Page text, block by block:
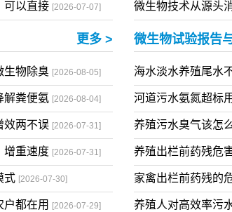
养殖户在[2026-07-11]
以直接 [2026-07-07]
【视频】养殖场污
微生物技术从源头
更多 >
生物除臭[2026-08-05]
解粪便氨[2026-08-04]
效两不误[2026-07-31]
增重速度[2026-07-31]
微生物试验报告
海水淡水养殖尾水
河道污水氨氮超标
养殖污水臭气该怎
养殖出栏前药残危